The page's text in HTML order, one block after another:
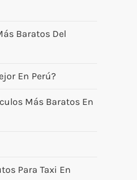
Baratos Del
En Perú?
Más Baratos En
Para Taxi En